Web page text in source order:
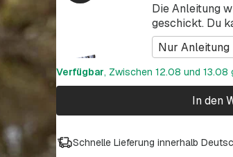
Die Anleitung
geschickt. Du
Nur Anleitung
Verfügbar, Zwischen 12.08 und 13.08
In den
Schnelle Lieferung innerhalb